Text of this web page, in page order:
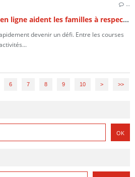
…
Comment les circulaires en ligne aident les familles à respecter leur budget
devenir un défi. Entre les courses
6 7 8 9 10 > >>